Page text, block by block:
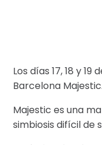
Los días 17, 18 y
Barcelona Majestic.
Majestic es una
simbiosis difícil de